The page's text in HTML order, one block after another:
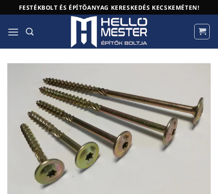
to
content
FESTÉKBOLT ÉS ÉPÍTŐANYAG KERESKEDÉS KECSKEMÉTEN!